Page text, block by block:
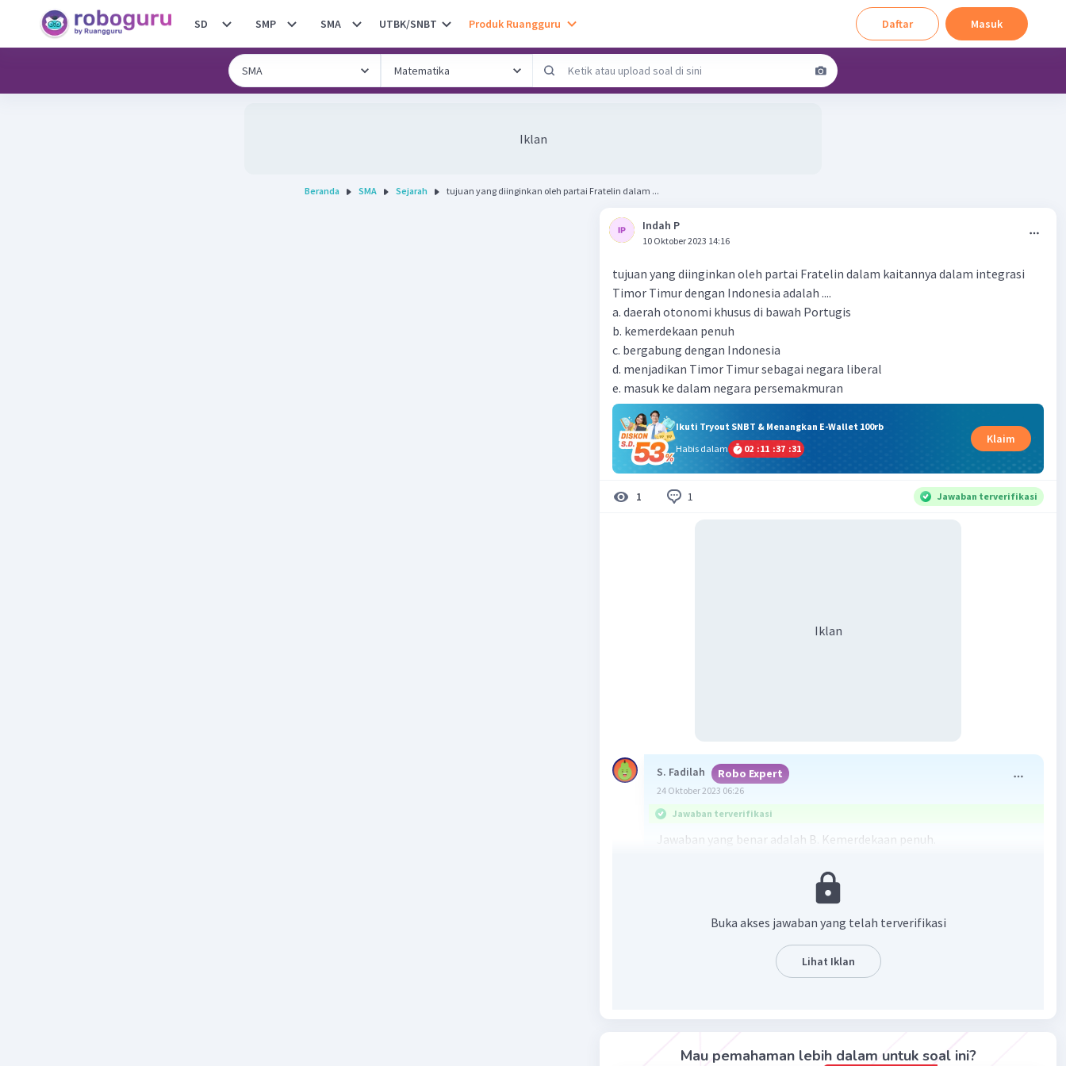
SD SMP SMA UTBK/SNBT Produk Ruangguru Daftar Masuk
Iklan
Beranda SMA Sejarah tujuan yang diinginkan oleh partai Fratelin dalam ...
Indah P
10 Oktober 2023 14:16
tujuan yang diinginkan oleh partai Fratelin dalam kaitannya dalam integrasi
Timor Timur dengan Indonesia adalah ....
a. daerah otonomi khusus di bawah Portugis
b. kemerdekaan penuh
c. bergabung dengan Indonesia
d. menjadikan Timor Timur sebagai negara liberal
e. masuk ke dalam negara persemakmuran
Ikuti Tryout SNBT & Menangkan E-Wallet 100rb
Habis dalam
02 :11 :37 :31
Klaim
1 1 Jawaban terverifikasi
Iklan
S. Fadilah Robo Expert
24 Oktober 2023 06:26
Jawaban terverifikasi
Jawaban yang benar adalah B. Kemerdekaan penuh.
Timor Timur atau sekarang menjadi Timor Leste adalah sebuah
negara yang pernah menjadi bagian dari wilayah Indonesia. Pada
tahun 1974, terjadi ketidakstabilan politik di Timor Timur yang
didalangi oleh tiga fraksi utama, yaitu:
• Partai Uniao Democratica Timorense (UDT) yang menginginkan
menghendaki Timor Timur merdeka serta menjadi negara sendiri,
Buka akses jawaban yang telah terverifikasi
Lihat Iklan
Mau pemahaman lebih dalam untuk soal ini?